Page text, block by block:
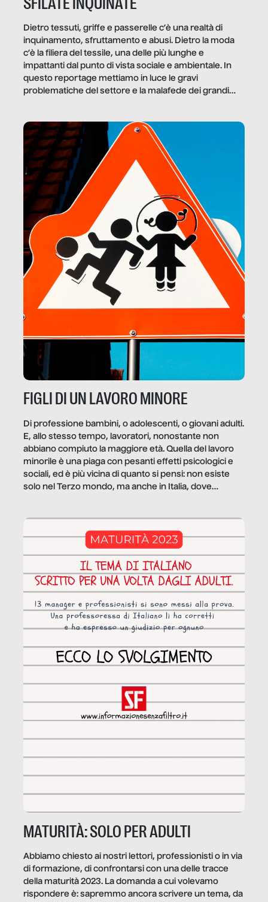
Dietro tessuti, griffe e passerelle c’è una realtà di
inquinamento, sfruttamento e abusi. Dietro la moda
c’è la filiera del tessile, una delle più lunghe e
impattanti dal punto di vista sociale e ambientale. In
questo reportage mettiamo in luce le gravi
problematiche del settore e la malafede dei grandi
FIGLI DI UN LAVORO MINORE
Di professione bambini, o adolescenti, o giovani adulti.
E, allo stesso tempo, lavoratori, nonostante non
abbiano compiuto la maggiore età. Quella del lavoro
minorile è una piaga con pesanti effetti psicologici e
sociali, ed è più vicina di quanto si pensi: non esiste
solo nel Terzo mondo, ma anche in Italia, dove
MATURITÀ: SOLO PER ADULTI
Abbiamo chiesto ai nostri lettori, professionisti o in via
di formazione, di confrontarsi con una delle tracce
della maturità 2023. La domanda a cui volevamo
rispondere è: sapremmo ancora scrivere un tema, da